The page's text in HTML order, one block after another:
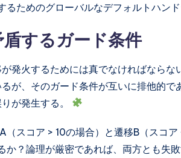
るためのグローバルなデフォルトハンド
するガード条件
発火するためには真でなければなら
が、そのガード条件が互いに排他的
が発生する。
（スコア > 10の場合）と遷移B（スコ
か？論理が厳密であれば、両方とも失敗